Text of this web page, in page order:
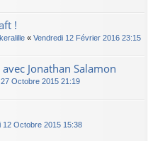
!
« Vendredi 12 Février 2016 23:15
Jonathan Salamon
Octobre 2015 21:19
12 Octobre 2015 15:38